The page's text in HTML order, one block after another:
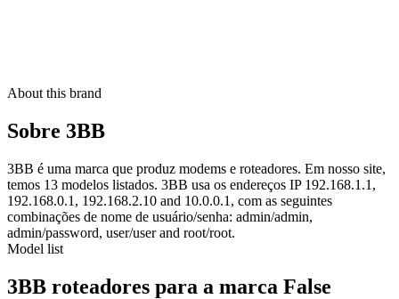
About this brand
Sobre 3BB
3BB é uma marca que produz modems e roteadores. Em nosso site,
temos 13 modelos listados. 3BB usa os endereços IP 192.168.1.1,
192.168.0.1, 192.168.2.10 and 10.0.0.1, com as seguintes
combinações de nome de usuário/senha: admin/admin,
admin/password, user/user and root/root.
Model list
3BB roteadores para a marca False